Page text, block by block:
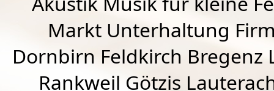
Markt Unterhaltung
Dornbirn Feldkirch Bregenz
Rankweil Götzis